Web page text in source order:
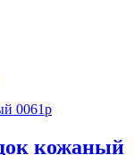
кожаный